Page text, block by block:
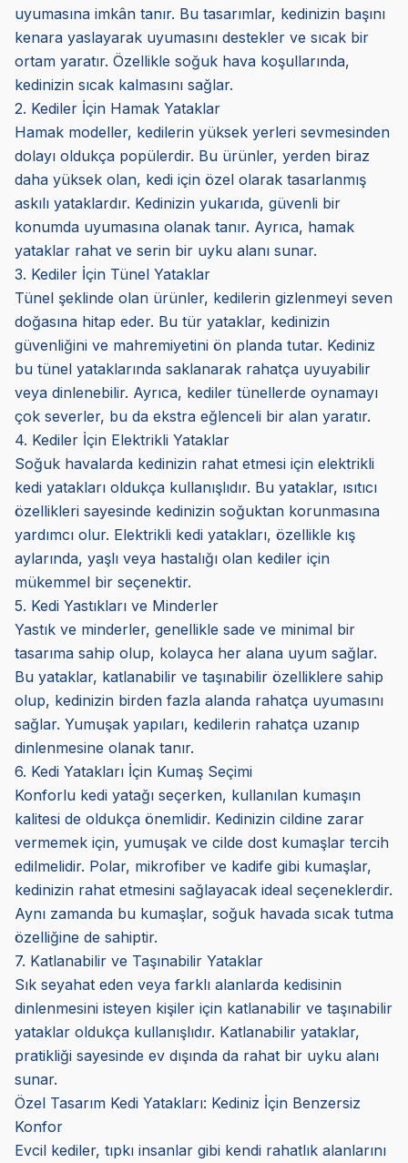
uyumasına imkân tanır. Bu tasarımlar, kedinizin başını
kenara yaslayarak uyumasını destekler ve sıcak bir
ortam yaratır. Özellikle soğuk hava koşullarında,
kedinizin sıcak kalmasını sağlar.
2. Kediler İçin Hamak Yataklar
Hamak modeller, kedilerin yüksek yerleri sevmesinden
dolayı oldukça popülerdir. Bu ürünler, yerden biraz
daha yüksek olan, kedi için özel olarak tasarlanmış
askılı yataklardır. Kedinizin yukarıda, güvenli bir
konumda uyumasına olanak tanır. Ayrıca, hamak
yataklar rahat ve serin bir uyku alanı sunar.
3. Kediler İçin Tünel Yataklar
Tünel şeklinde olan ürünler, kedilerin gizlenmeyi seven
doğasına hitap eder. Bu tür yataklar, kedinizin
güvenliğini ve mahremiyetini ön planda tutar. Kediniz
bu tünel yataklarında saklanarak rahatça uyuyabilir
veya dinlenebilir. Ayrıca, kediler tünellerde oynamayı
çok severler, bu da ekstra eğlenceli bir alan yaratır.
4. Kediler İçin Elektrikli Yataklar
Soğuk havalarda kedinizin rahat etmesi için elektrikli
kedi yatakları oldukça kullanışlıdır. Bu yataklar, ısıtıcı
özellikleri sayesinde kedinizin soğuktan korunmasına
yardımcı olur. Elektrikli kedi yatakları, özellikle kış
aylarında, yaşlı veya hastalığı olan kediler için
mükemmel bir seçenektir.
5. Kedi Yastıkları ve Minderler
Yastık ve minderler, genellikle sade ve minimal bir
tasarıma sahip olup, kolayca her alana uyum sağlar.
Bu yataklar, katlanabilir ve taşınabilir özelliklere sahip
olup, kedinizin birden fazla alanda rahatça uyumasını
sağlar. Yumuşak yapıları, kedilerin rahatça uzanıp
dinlenmesine olanak tanır.
6. Kedi Yatakları İçin Kumaş Seçimi
Konforlu kedi yatağı seçerken, kullanılan kumaşın
kalitesi de oldukça önemlidir. Kedinizin cildine zarar
vermemek için, yumuşak ve cilde dost kumaşlar tercih
edilmelidir. Polar, mikrofiber ve kadife gibi kumaşlar,
kedinizin rahat etmesini sağlayacak ideal seçeneklerdir.
Aynı zamanda bu kumaşlar, soğuk havada sıcak tutma
özelliğine de sahiptir.
7. Katlanabilir ve Taşınabilir Yataklar
Sık seyahat eden veya farklı alanlarda kedisinin
dinlenmesini isteyen kişiler için katlanabilir ve taşınabilir
yataklar oldukça kullanışlıdır. Katlanabilir yataklar,
pratikliği sayesinde ev dışında da rahat bir uyku alanı
sunar.
Özel Tasarım Kedi Yatakları: Kediniz İçin Benzersiz
Konfor
Evcil kediler, tıpkı insanlar gibi kendi rahatlık alanlarını